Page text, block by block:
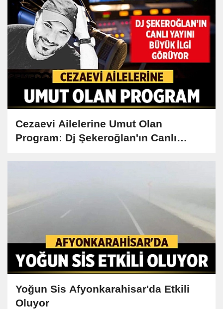
Cezaevi Ailelerine Umut Olan
Program: Dj Şekeroğlan'ın Canlı
Yayını Büyük İlgi Görüyor
Yoğun Sis Afyonkarahisar'da Etkili
Oluyor